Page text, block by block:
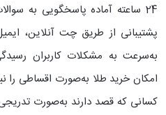
24 ساعته آماده پاسخگویی به
پشتیبانی از طریق چت آنلاین،
به‌سرعت به مشکلات کاربران
امکان خرید طلا به‌صورت اقساطی را
کسانی که قصد دارند به‌صورت تدریجی